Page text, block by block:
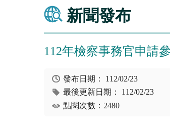
新聞發布
112年檢察事務官申請
發布日期： 112/02/23
最後更新日期： 112/02/23
點閱次數：2480